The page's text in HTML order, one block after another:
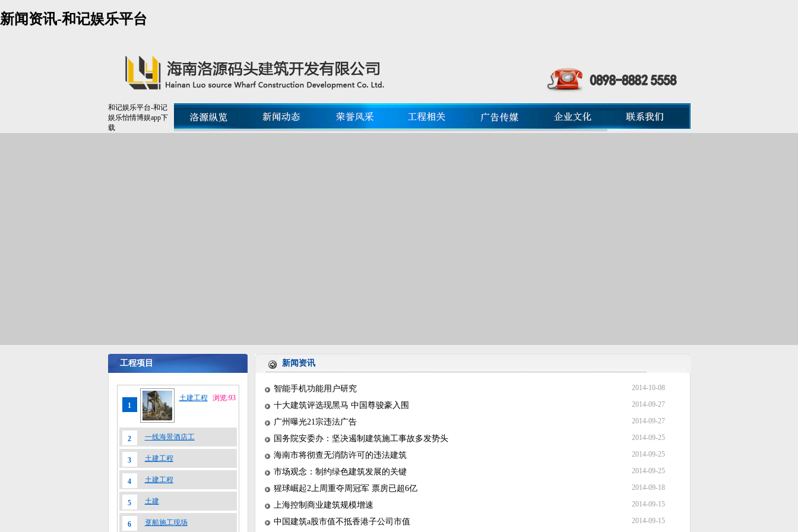
新闻资讯-和记娱乐平台
和记娱乐平台-和记
娱乐怡情博娱app下
载
工程项目 新闻资讯
1
土建工程 浏览:93
2 一线海景酒店工
3 土建工程
4 土建工程
5 土建
6 趸船施工现场
智能手机功能用户研究 2014-10-08
十大建筑评选现黑马 中国尊骏豪入围 2014-09-27
广州曝光21宗违法广告 2014-09-27
国务院安委办：坚决遏制建筑施工事故多发势头 2014-09-25
海南市将彻查无消防许可的违法建筑 2014-09-25
市场观念：制约绿色建筑发展的关键 2014-09-25
猩球崛起2上周重夺周冠军 票房已超6亿 2014-09-18
上海控制商业建筑规模增速 2014-09-15
中国建筑a股市值不抵香港子公司市值 2014-09-15